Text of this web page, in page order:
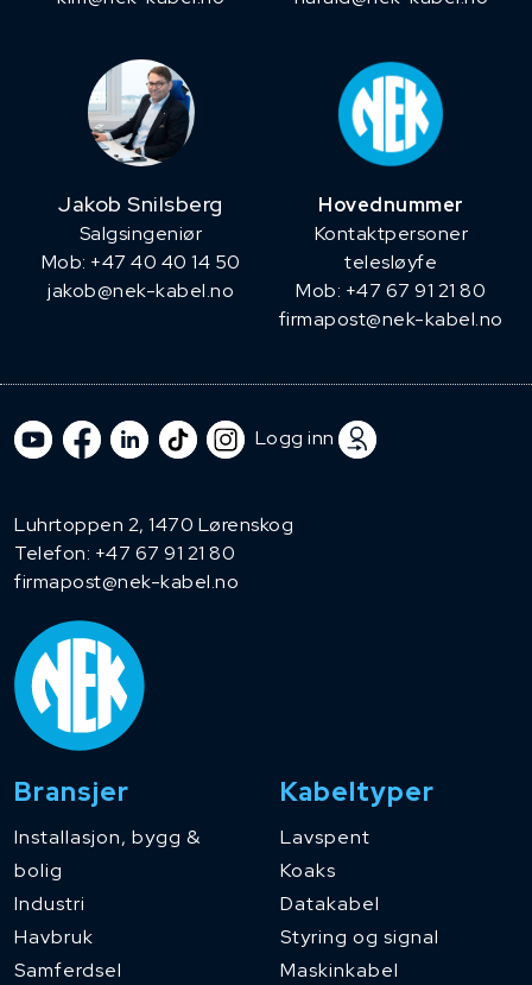
Jakob Snilsberg
​Salgsingeniør
Mob: +47 40 40 14 50
jakob@nek-kabel.no
Hovednummer
Kontaktpersoner
telesløyfe
Mob: +47 67 91 21 80
firmapost@nek-kabel.no
Logg inn
Luhrtoppen 2, 1470 Lørenskog
Telefon: +47 67 91 21 80
firmapost@nek-kabel.no
Bransjer
Installasjon, bygg &
bolig
Industri
Havbruk
Samferdsel
Kabeltyper
Lavspent
Koaks
Datakabel
Styring og signal
Maskinkabel